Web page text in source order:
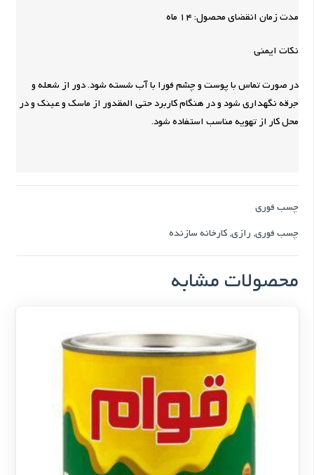
مدت زمان انقضای محصول: 14 ماه
نکات ایمنی
در صورت تماس با پوست و چشم فورا با آب شسته شود. دور از شعله و
جرقه نگهداری شود و در هنگام کاربرد حتی المقدور از ماسک و عینک و در
محل کار از تهویه مناسب استفاده شود.
چسب فوری
چسب فوری, رازی,کارخانه سازنده
محصولات مشابه